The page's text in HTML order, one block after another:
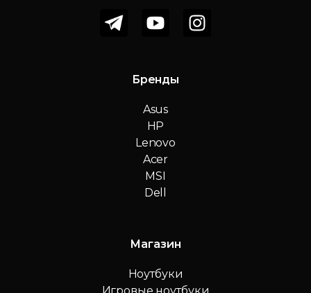
Бренды
Asus
HP
Lenovo
Acer
MSI
Dell
Магазин
Ноутбуки